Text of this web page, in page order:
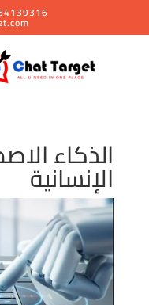
الذكاء
الإنسانية